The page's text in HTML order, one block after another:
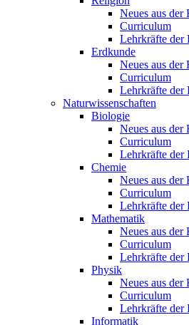
Neues aus der
Curriculum
Lehrkräfte der
Erdkunde
Neues aus der
Curriculum
Lehrkräfte der
Naturwissenschaften
Biologie
Neues aus der
Curriculum
Lehrkräfte der
Chemie
Neues aus der
Curriculum
Lehrkräfte der
Mathematik
Neues aus der
Curriculum
Lehrkräfte der
Physik
Neues aus der
Curriculum
Lehrkräfte der
Informatik